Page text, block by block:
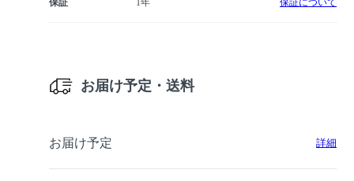
お届け予定・送料
お届け予定 詳細